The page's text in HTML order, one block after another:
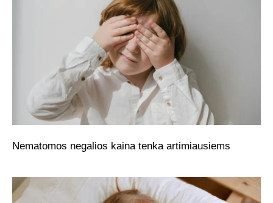
Nematomos negalios kaina tenka artimiausiems